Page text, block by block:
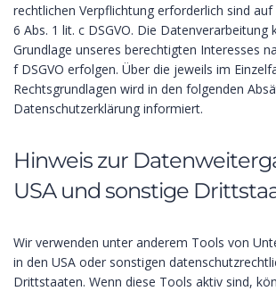
rechtlichen Verpflichtung erforderlich sind auf
6 Abs. 1 lit. c DSGVO. Die Datenverarbeitung
Grundlage unseres berechtigten Interesses
f DSGVO erfolgen. Über die jeweils im
Rechtsgrundlagen wird in den folgenden
Datenschutzerklärung informiert.
Hinweis zur
USA und sonstige
Wir verwenden unter anderem Tools von
in den USA oder sonstigen
Drittstaaten. Wenn diese Tools aktiv sind,